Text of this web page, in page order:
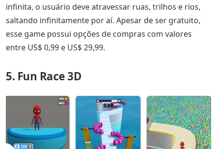
infinita, o usuário deve atravessar ruas, trilhos e rios,
saltando infinitamente por aí. Apesar de ser gratuito,
esse game possui opções de compras com valores
entre US$ 0,99 e US$ 29,99.
5. Fun Race 3D